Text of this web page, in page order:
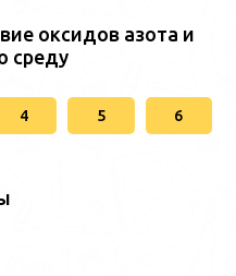
оксидов азота и
среду
4 5 6